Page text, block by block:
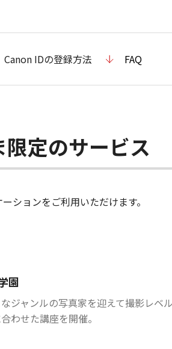
Canon IDの登録方法 FAQ
定のサービス
ションをご利用いただけます。
園
ジャンルの写真家を迎えて撮影レベル
わせた講座を開催。